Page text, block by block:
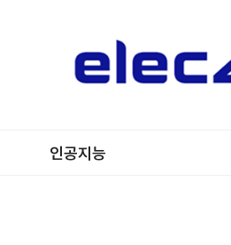
인공지능